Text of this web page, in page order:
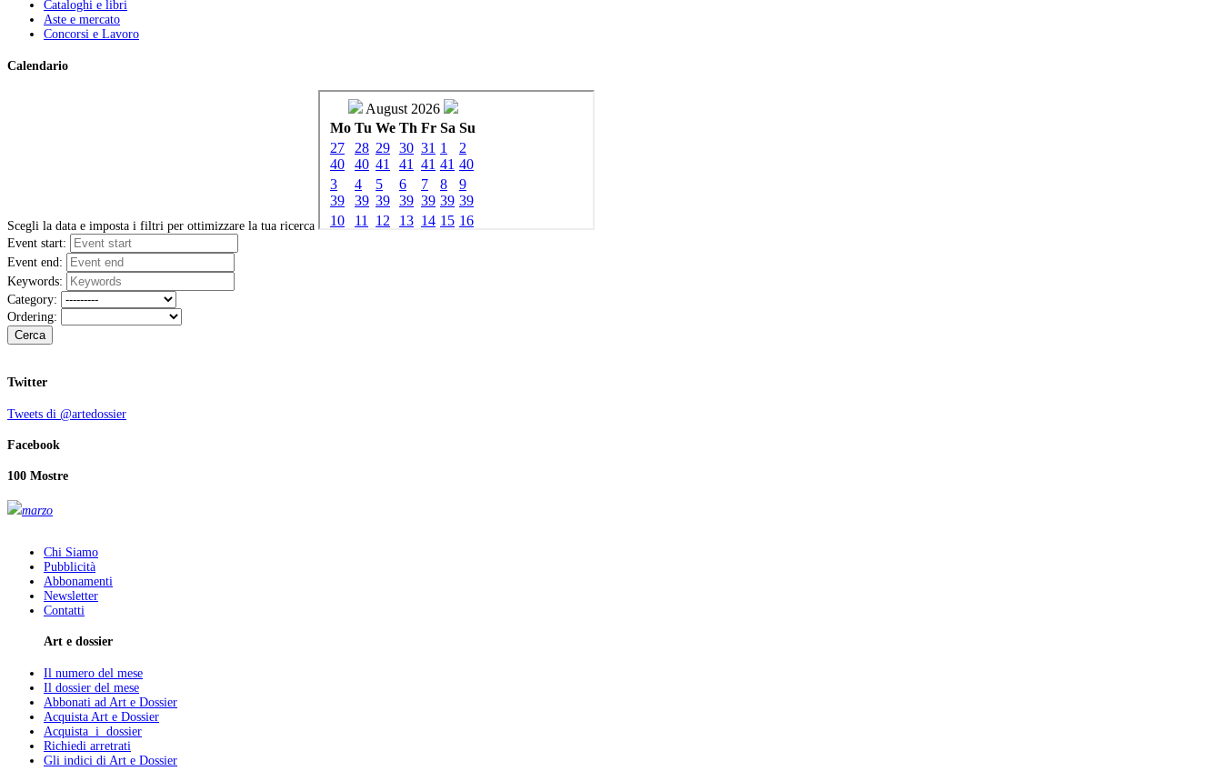
Cataloghi e libri
Aste e mercato
Concorsi e Lavoro
Calendario
Scegli la data e imposta i filtri per ottimizzare la tua ricerca
Event start:
Event end:
Keywords:
Category:
Ordering:
Cerca
Twitter
Tweets di @artedossier
Facebook
100 Mostre
marzo
Chi Siamo
Pubblicità
Abbonamenti
Newsletter
Contatti
Art e dossier
Il numero del mese
Il dossier del mese
Abbonati ad Art e Dossier
Acquista Art e Dossier
Acquista i dossier
Richiedi arretrati
Gli indici di Art e Dossier